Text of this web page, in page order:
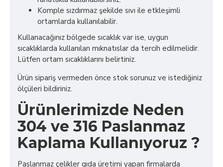
Komple sızdırmaz şekilde sıvı ile etkleşimli
ortamlarda kullanılabilir.
Kullanacağınız bölgede sıcaklık var ise, uygun
sıcaklıklarda kullanılan mıknatıslar da tercih edilmelidir.
Lütfen ortam sıcaklıklarını belirtiniz.
Ürün sipariş vermeden önce stok sorunuz ve istediğiniz
ölçüleri bildiriniz.
Ürünlerimizde Neden
304 ve 316 Paslanmaz
Kaplama Kullanıyoruz ?
Paslanmaz çelikler gıda üretimi yapan firmalarda